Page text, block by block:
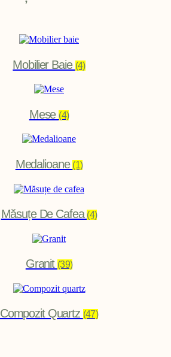
Mobilier Baie (4)
Mese(4)
Medalioane(1)
Măsuțe De Cafea(4)
Granit (39)
Compozit Quartz (47)